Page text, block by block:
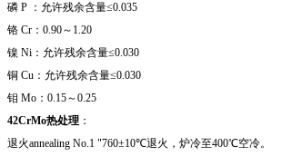
磷 P ：允许残余含量≤0.035
铬 Cr：0.90～1.20
镍 Ni：允许残余含量≤0.030
铜 Cu：允许残余含量≤0.030
钼 Mo：0.15～0.25
42CrMo热处理 ：
退火annealing No.1 "760±10℃退火，炉冷至400℃空冷。